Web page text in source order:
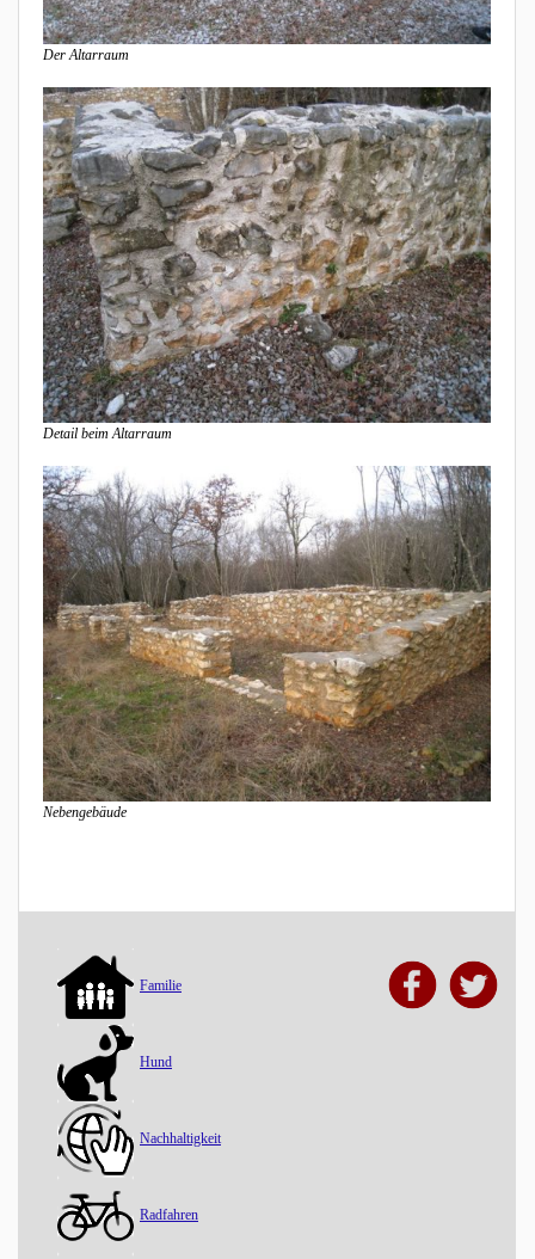
Der Altarraum
Detail beim Altarraum
Nebengebäude
Familie
Hund
Nachhaltigkeit
Radfahren